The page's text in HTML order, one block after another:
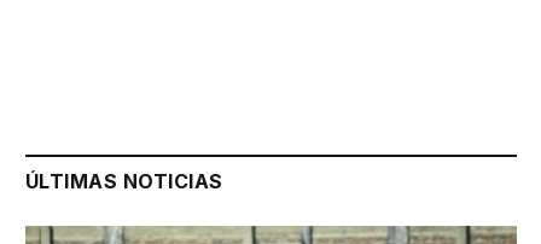
ÚLTIMAS NOTICIAS